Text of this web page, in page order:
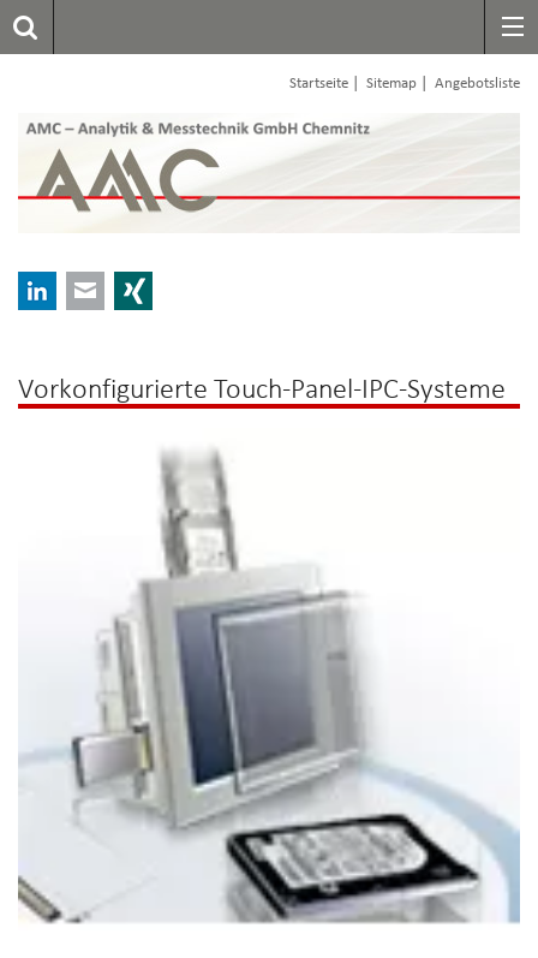
Startseite Sitemap Angebotsliste
LinkedInE-mail
Vorkonfigurierte Touch-Panel-IPC-Systeme